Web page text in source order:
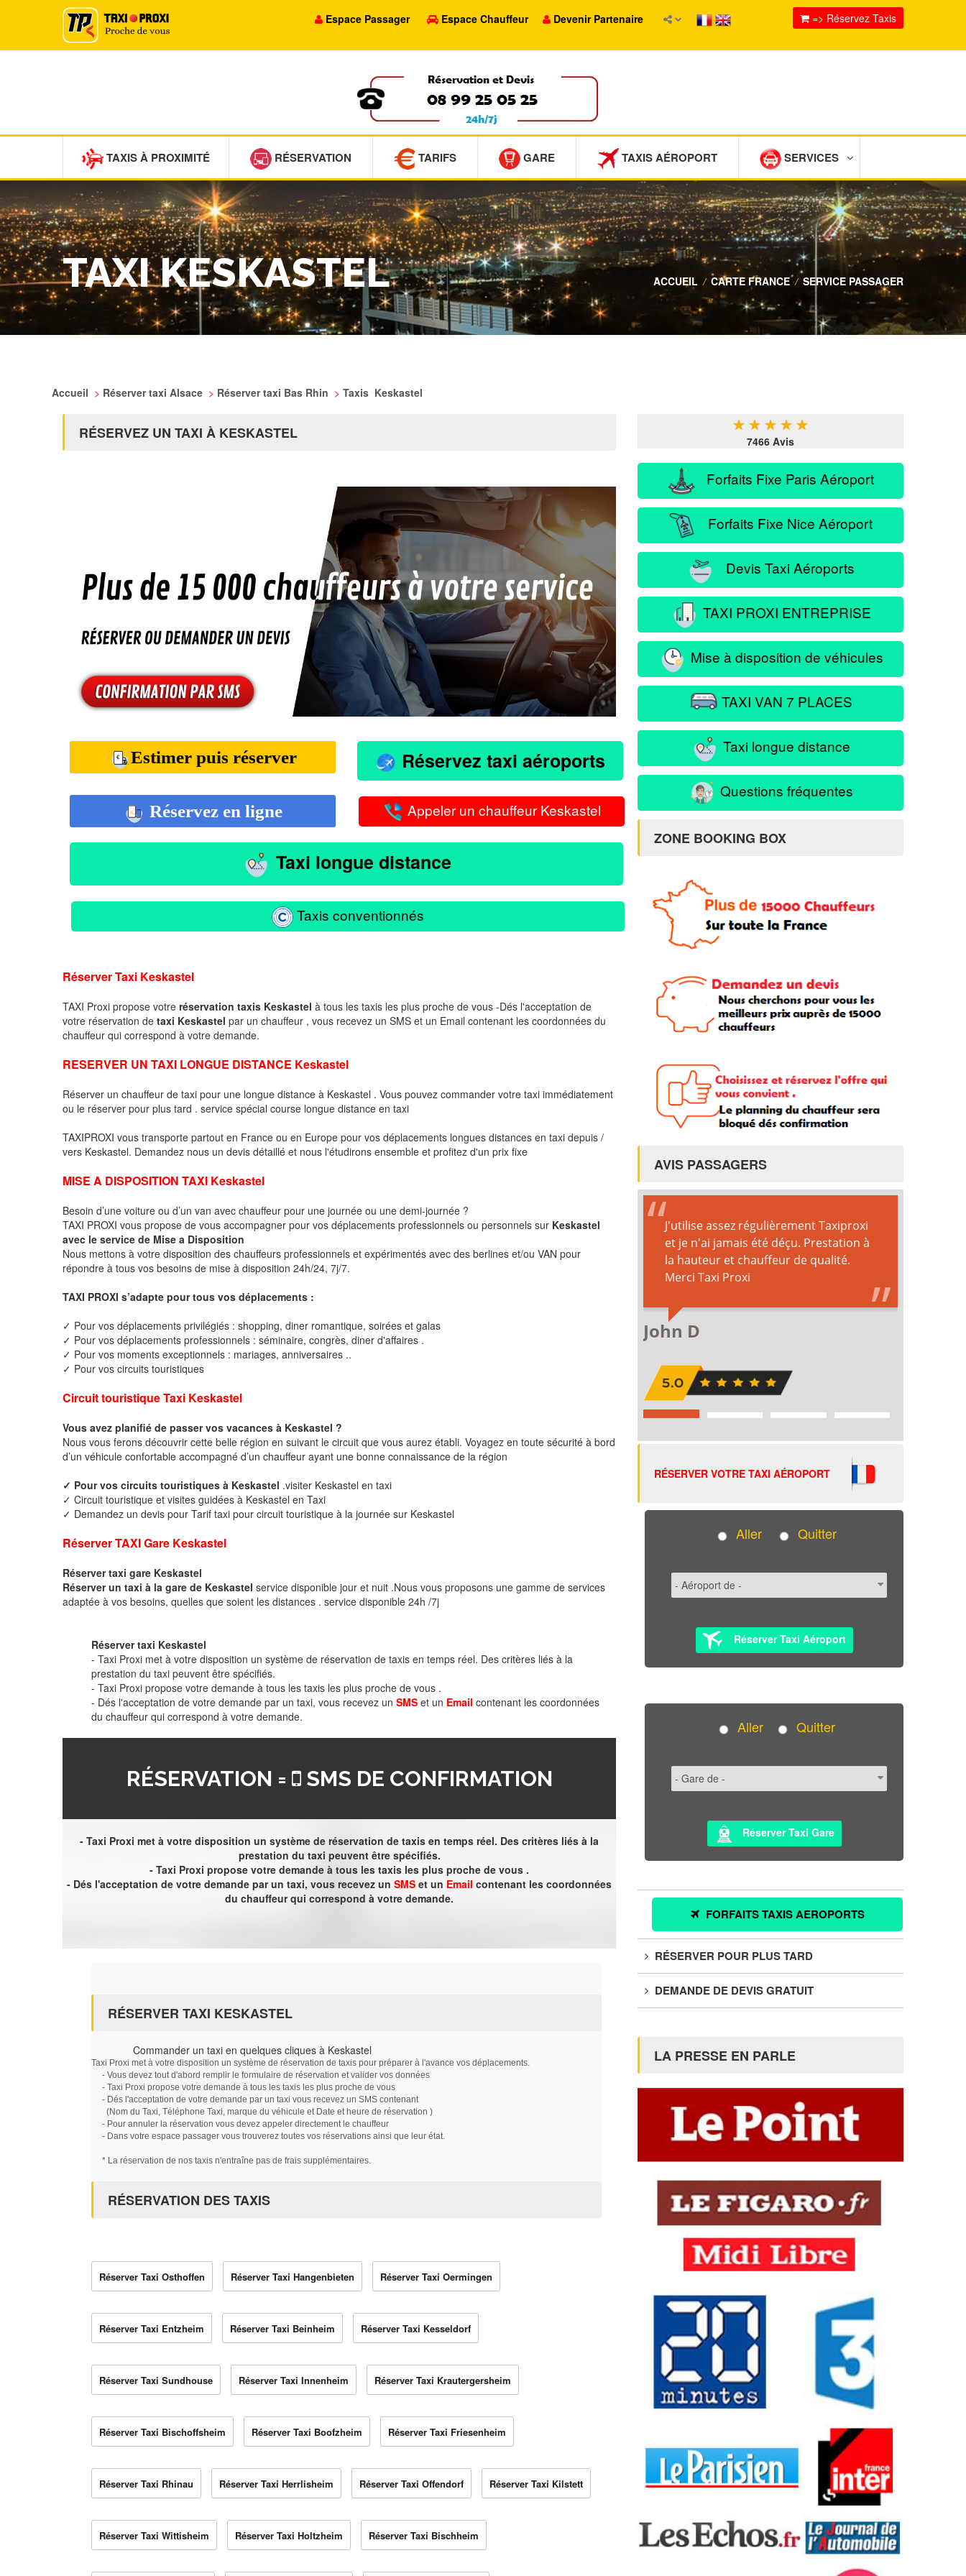
Espace Passager Espace Chauffeur Devenir Partenaire => Réservez Taxis
TAXIS À PROXIMITÉ RÉSERVATION TARIFS GARE TAXIS AÉROPORT SERVICES
TAXI KESKASTEL ACCUEIL / CARTE FRANCE / SERVICE PASSAGER
Accueil > Réserver taxi Alsace > Réserver taxi Bas Rhin > Taxis Keskastel
RÉSERVEZ UN TAXI À KESKASTEL
Estimer puis réserver Réservez taxi aéroports
Réservez en ligne Appeler un chauffeur Keskastel
Taxi longue distance
Taxis conventionnés
Réserver Taxi Keskastel
TAXI Proxi propose votre réservation taxis Keskastel à tous les taxis les plus proche de vous -Dés l'acceptation de
votre réservation de taxi Keskastel par un chauffeur , vous recevez un SMS et un Email contenant les coordonnées du
chauffeur qui correspond à votre demande.
RESERVER UN TAXI LONGUE DISTANCE Keskastel
Réserver un chauffeur de taxi pour une longue distance à Keskastel . Vous pouvez commander votre taxi immédiatement
ou le réserver pour plus tard . service spécial course longue distance en taxi
TAXIPROXI vous transporte partout en France ou en Europe pour vos déplacements longues distances en taxi depuis /
vers Keskastel. Demandez nous un devis détaillé et nous l'étudirons ensemble et profitez d'un prix fixe
MISE A DISPOSITION TAXI Keskastel
Besoin d’une voiture ou d’un van avec chauffeur pour une journée ou une demi-journée ?
TAXI PROXI vous propose de vous accompagner pour vos déplacements professionnels ou personnels sur Keskastel
avec le service de Mise a Disposition
Nous mettons à votre disposition des chauffeurs professionnels et expérimentés avec des berlines et/ou VAN pour
répondre à tous vos besoins de mise à disposition 24h/24, 7j/7.
TAXI PROXI s’adapte pour tous vos déplacements :
✓ Pour vos déplacements privilégiés : shopping, diner romantique, soirées et galas
✓ Pour vos déplacements professionnels : séminaire, congrès, diner d'affaires .
✓ Pour vos moments exceptionnels : mariages, anniversaires ..
✓ Pour vos circuits touristiques
Circuit touristique Taxi Keskastel
Vous avez planifié de passer vos vacances à Keskastel ?
Nous vous ferons découvrir cette belle région en suivant le circuit que vous aurez établi. Voyagez en toute sécurité à bord
d’un véhicule confortable accompagné d’un chauffeur ayant une bonne connaissance de la région
✓ Pour vos circuits touristiques à Keskastel .visiter Keskastel en taxi
✓ Circuit touristique et visites guidées à Keskastel en Taxi
✓ Demandez un devis pour Tarif taxi pour circuit touristique à la journée sur Keskastel
Réserver TAXI Gare Keskastel
Réserver taxi gare Keskastel
Réserver un taxi à la gare de Keskastel service disponible jour et nuit .Nous vous proposons une gamme de services
adaptée à vos besoins, quelles que soient les distances . service disponible 24h /7j
Réserver taxi Keskastel
- Taxi Proxi met à votre disposition un système de réservation de taxis en temps réel. Des critères liés à la
prestation du taxi peuvent être spécifiés.
- Taxi Proxi propose votre demande à tous les taxis les plus proche de vous .
- Dés l'acceptation de votre demande par un taxi, vous recevez un SMS et un Email contenant les coordonnées
du chauffeur qui correspond à votre demande.
RÉSERVATION = SMS DE CONFIRMATION
- Taxi Proxi met à votre disposition un système de réservation de taxis en temps réel. Des critères liés à la
prestation du taxi peuvent être spécifiés.
- Taxi Proxi propose votre demande à tous les taxis les plus proche de vous .
- Dés l'acceptation de votre demande par un taxi, vous recevez un SMS et un Email contenant les coordonnées
du chauffeur qui correspond à votre demande.
RÉSERVER TAXI KESKASTEL
Commander un taxi en quelques cliques à Keskastel
Taxi Proxi met à votre disposition un système de réservation de taxis pour préparer à l'avance vos déplacements.
- Vous devez tout d'abord remplir le formulaire de réservation et valider vos données
- Taxi Proxi propose votre demande à tous les taxis les plus proche de vous
- Dés l'acceptation de votre demande par un taxi vous recevez un SMS contenant
(Nom du Taxi, Téléphone Taxi, marque du véhicule et Date et heure de réservation )
- Pour annuler la réservation vous devez appeler directement le chauffeur
- Dans votre espace passager vous trouverez toutes vos réservations ainsi que leur état.
* La réservation de nos taxis n'entraîne pas de frais supplémentaires.
RÉSERVATION DES TAXIS
Réserver Taxi Osthoffen Réserver Taxi Hangenbieten Réserver Taxi Oermingen
Réserver Taxi Entzheim Réserver Taxi Beinheim Réserver Taxi Kesseldorf
Réserver Taxi Sundhouse Réserver Taxi Innenheim Réserver Taxi Krautergersheim
Réserver Taxi Bischoffsheim Réserver Taxi Boofzheim Réserver Taxi Friesenheim
Réserver Taxi Rhinau Réserver Taxi Herrlisheim Réserver Taxi Offendorf Réserver Taxi Kilstett
Réserver Taxi Wittisheim Réserver Taxi Holtzheim Réserver Taxi Bischheim
★ ★ ★ ★ ★
7466 Avis
Forfaits Fixe Paris Aéroport
Forfaits Fixe Nice Aéroport
Devis Taxi Aéroports
TAXI PROXI ENTREPRISE
Mise à disposition de véhicules
TAXI VAN 7 PLACES
Taxi longue distance
Questions fréquentes
ZONE BOOKING BOX
AVIS PASSAGERS
RÉSERVER VOTRE TAXI AÉROPORT
Aller Quitter
Réserver Taxi Aéroport
Aller Quitter
Réserver Taxi Gare
FORFAITS TAXIS AEROPORTS
RÉSERVER POUR PLUS TARD
DEMANDE DE DEVIS GRATUIT
LA PRESSE EN PARLE